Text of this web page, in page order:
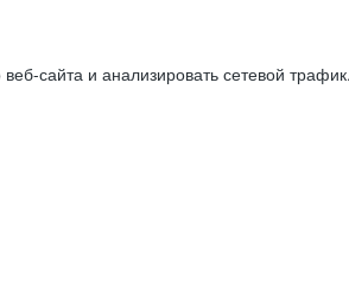
сайта и анализировать сетевой трафик.